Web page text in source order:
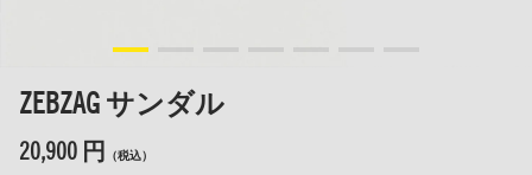
ZEBZAG サンダル
20,900 円 （税込）